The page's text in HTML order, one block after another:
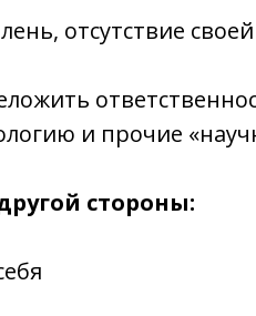
отсутствие
и прочие
стороны: